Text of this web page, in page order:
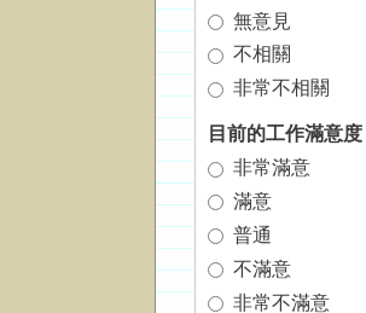
無意見
不相關
非常不相關
目前的工作滿意度
非常滿意
滿意
普通
不滿意
非常不滿意